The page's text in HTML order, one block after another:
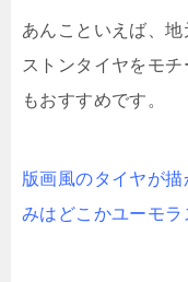
あんこといえば、
ストンタイヤをモ
もおすすめです。
版画風のタイヤが
みはどこかユーモラ